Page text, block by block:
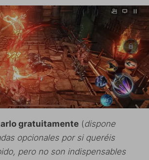
gratuitamente (dispone
opcionales por si queréis
pero no son indispensables